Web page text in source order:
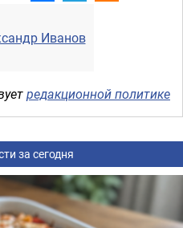
Иванов
редакционной политике
за сегодня